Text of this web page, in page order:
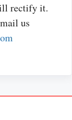
rectify it.
us